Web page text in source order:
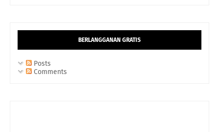
BERLANGGANAN GRATIS
Posts
Comments